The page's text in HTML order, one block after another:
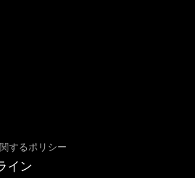
するポリシー
イン